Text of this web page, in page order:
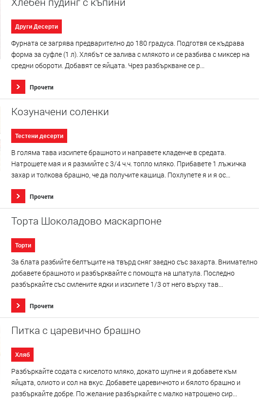
Други Десерти
Фурната се загрява предварително до 180 градуса. Подготвя се къдрава
форма за суфле (1 л). Хлябът се залива с млякото и се разбива с миксер на
средни обороти. Добавят се яйцата. Чрез разбъркване се р...
Прочети
Козуначени соленки
Тестени десерти
В голяма тава изсипете брашното и направете кладенче в средата.
Натрошете мая и я размийте с 3/4 ч.ч. топло мляко. Прибавете 1 лъжичка
захар и толкова брашно, че да получите кашица. Похлупете я и я ос...
Прочети
Торта Шоколадово маскарпоне
Торти
За блата разбийте белтъците на твърд сняг заедно със захарта. Внимателно
добавете брашното и разбърквайте с помощта на шпатула. Последно
разбъркайте със смлените ядки и изсипете 1/3 от него върху тав...
Прочети
Питка с царевично брашно
Хляб
Разбъркайте содата с киселото мляко, докато шупне и я добавете към
яйцата, олиото и сол на вкус. Добавете царевичното и бялото брашно и
разбъркайте добре. По желание разбъркайте с малко натрошено сир...